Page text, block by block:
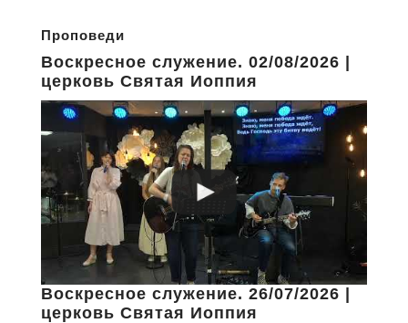
Проповеди
Воскресное служение. 02/08/2026 |
церковь Святая Иоппия
Воскресное служение. 26/07/2026 |
церковь Святая Иоппия